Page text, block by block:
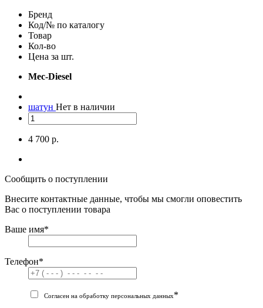
Бренд
Код/№ по каталогу
Товар
Кол-во
Цена за шт.
Mec-Diesel
шатун Нет в наличии
4 700 р.
Сообщить о поступлении
Внесите контактные данные, чтобы мы смогли оповестить
Вас о поступлении товара
Ваше имя*
Телефон*
Согласен на обработку персональных данных*